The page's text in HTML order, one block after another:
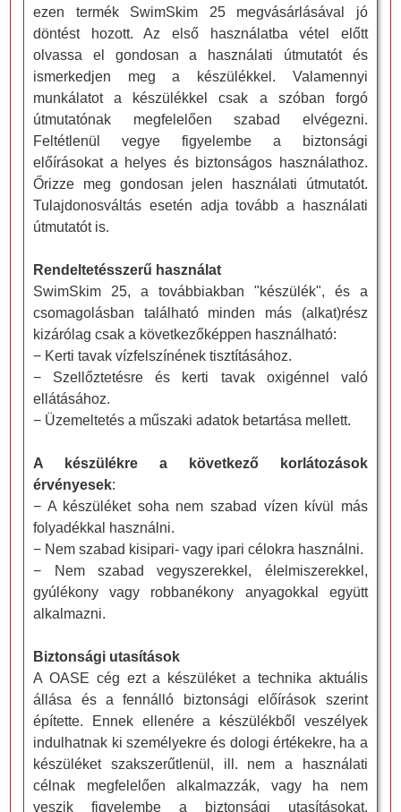
ezen termék SwimSkim 25 megvásárlásával jó
döntést hozott. Az első használatba vétel előtt
olvassa el gondosan a használati útmutatót és
ismerkedjen meg a készülékkel. Valamennyi
munkálatot a készülékkel csak a szóban forgó
útmutatónak megfelelően szabad elvégezni.
Feltétlenül vegye figyelembe a biztonsági
előírásokat a helyes és biztonságos használathoz.
Őrizze meg gondosan jelen használati útmutatót.
Tulajdonosváltás esetén adja tovább a használati
útmutatót is.
Rendeltetésszerű használat
SwimSkim 25, a továbbiakban "készülék", és a
csomagolásban található minden más (alkat)rész
kizárólag csak a következőképpen használható:
− Kerti tavak vízfelszínének tisztításához.
− Szellőztetésre és kerti tavak oxigénnel való
ellátásához.
− Üzemeltetés a műszaki adatok betartása mellett.
A készülékre a következő korlátozások
érvényesek:
− A készüléket soha nem szabad vízen kívül más
folyadékkal használni.
− Nem szabad kisipari- vagy ipari célokra használni.
− Nem szabad vegyszerekkel, élelmiszerekkel,
gyúlékony vagy robbanékony anyagokkal együtt
alkalmazni.
Biztonsági utasítások
A OASE cég ezt a készüléket a technika aktuális
állása és a fennálló biztonsági előírások szerint
építette. Ennek ellenére a készülékből veszélyek
indulhatnak ki személyekre és dologi értékekre, ha a
készüléket szakszerűtlenül, ill. nem a használati
célnak megfelelően alkalmazzák, vagy ha nem
veszik figyelembe a biztonsági utasításokat.